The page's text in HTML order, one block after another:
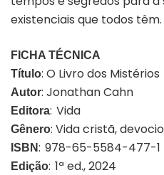
existenciais que todos têm.
FICHA TÉCNICA
Título: O Livro dos Mistérios
Autor: Jonathan Cahn
Editora: Vida
Gênero: Vida cristã,
ISBN: 978-65-5584-477-1
Edição: 1ª ed., 2024